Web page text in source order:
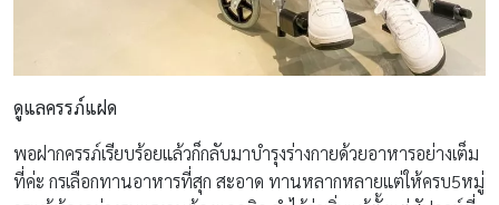
ดูแลครรภ์แฝด
พอฝากครรภ์เรียบร้อยแล้วก็กลับมาบำรุงร่างกายด้วยอาหารอย่างเต็ม
ที่ค่ะ กรเลือกทานอาหารที่สุก สะอาด ทานหลากหลายแต่ให้ครบ5หมู่